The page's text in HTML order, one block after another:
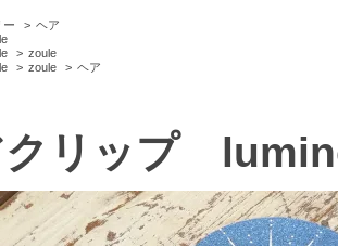
ー > ヘア
> zoule
> zoule > ヘア
クリップ